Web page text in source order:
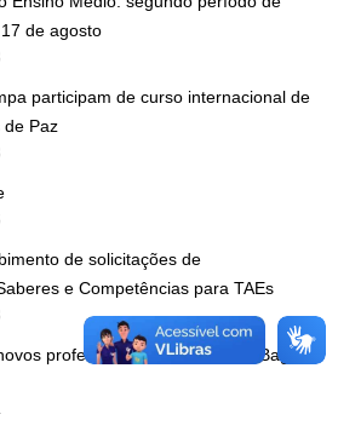
de agosto
participam de curso internacional de
de Paz
de solicitações de
e Competências para TAEs
professores para os Campi Bagé e